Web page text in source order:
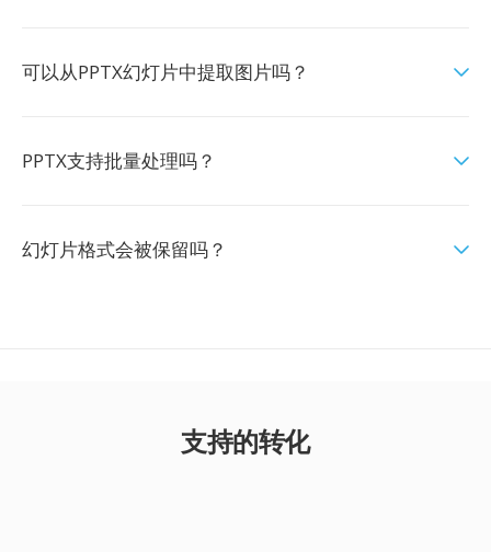
可以从PPTX幻灯片中提取图片吗？
PPTX支持批量处理吗？
幻灯片格式会被保留吗？
支持的转化